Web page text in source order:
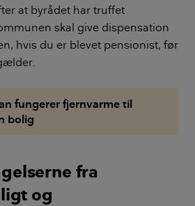
at byrådet har truffet
skal give dispensation
hvis du er blevet pensionist, før
fungerer fjernvarme til
bolig
fra
og